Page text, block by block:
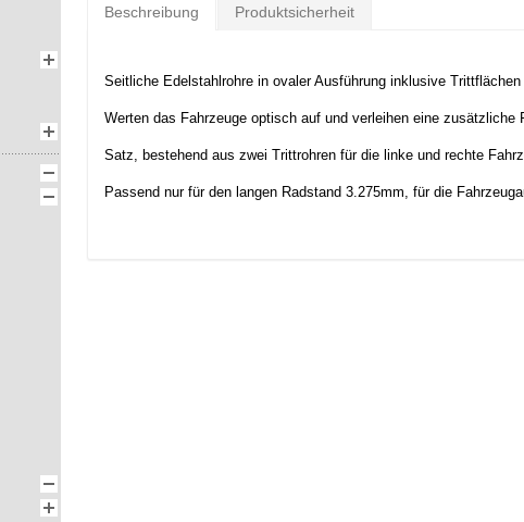
Beschreibung Produktsicherheit
Seitliche Edelstahlrohre in ovaler Ausführung inklusive
Werten das Fahrzeuge optisch auf und verleihen eine zusätzliche
Satz, bestehend aus zwei Trittrohren für die linke und rechte
Passend nur für den langen Radstand 3.275mm, für die